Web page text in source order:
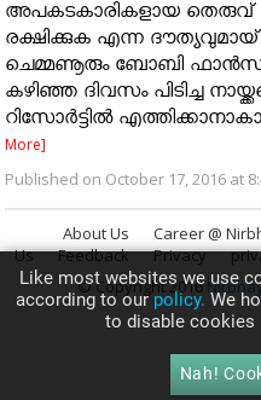
അപകടകാരികളായ തെരുവ്
രക്ഷിക്കുക എന്ന
ചെമ്മണൂരും ബോബി ഫാന്‍സ്
കഴിഞ്ഞ ദിവസം പിടിച്ച
റിസോര്‍ട്ടില്‍
More]
Published on October 17, 2016 at
About Us Career @
Us
Feedback Privacy
© Copyright 2016
Like most websites we use
according to ourpolicy.We
to disable cookies
Nah!